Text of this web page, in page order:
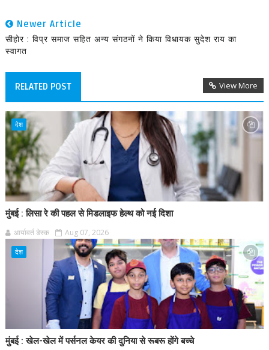
Newer Article
सीहोर : विप्र समाज सहित अन्य संगठनों ने किया विधायक सुदेश राय का
स्वागत
RELATED POST View More
देश
मुंबई : लिसा रे की पहल से मिडलाइफ हेल्थ को नई दिशा
आर्यावर्त डेस्क Aug 07, 2026
देश
मुंबई : खेल-खेल में पर्सनल केयर की दुनिया से रूबरू होंगे बच्चे